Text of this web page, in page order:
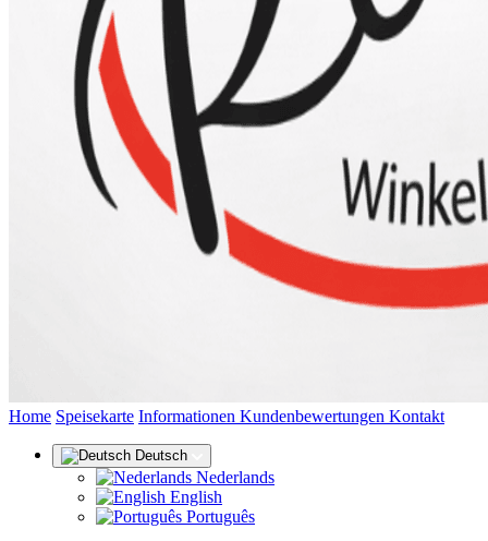
Home Speisekarte Informationen (aktuell)
Kundenbewertungen Kontakt
Deutsch
Nederlands
English
Português